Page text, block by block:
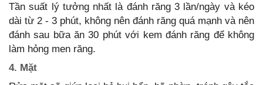
Tần suất lý tưởng nhất là đánh răng 3 lần/ngày và kéo
dài từ 2 - 3 phút, không nên đánh răng quá mạnh và nên
đánh sau bữa ăn 30 phút với kem đánh răng để không
làm hỏng men răng.
4. Mặt